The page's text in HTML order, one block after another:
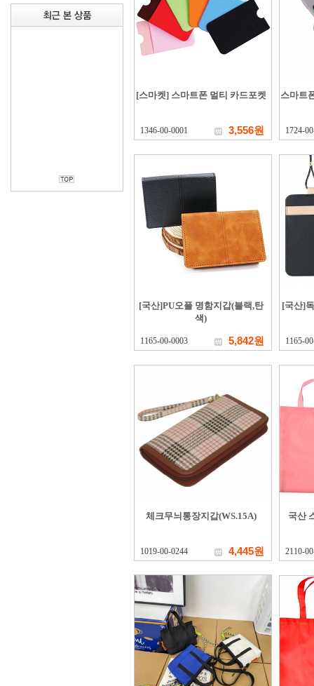
[스마켓] 스마트폰 멀티 카드포켓
1346-00-0001 3,556원
스마트
1724-
[국산]PU오플 명함지갑(블랙,탄
색)
1165-00-0003 5,842원
[국산]
1165-
체크무늬통장지갑(WS.15A)
1019-00-0244 4,445원
국산
2110-